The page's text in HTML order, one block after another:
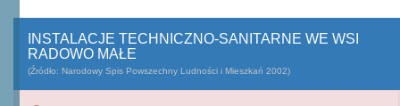
INSTALACJE TECHNICZNO-SANITARNE WE WSI
RADOWO MAŁE
(Źródło: Narodowy Spis Powszechny Ludności i Mieszkań 2002)